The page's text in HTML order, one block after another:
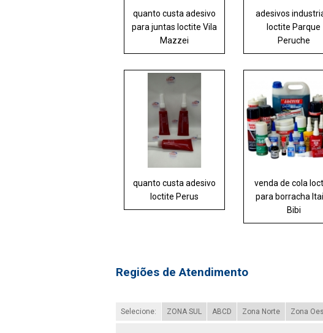
quanto custa adesivo
para juntas loctite Vila
Mazzei
adesivos
loctite Parque
Peruche
quanto custa adesivo
loctite Perus
venda de cola
para borracha
Bibi
Regiões de Atendimento
Selecione: ZONA SUL ABCD Zona Norte Zona